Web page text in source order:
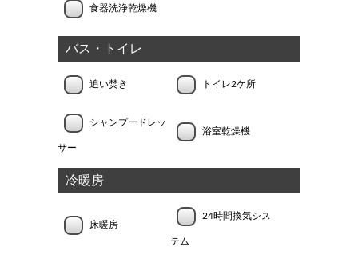
食器洗浄乾燥機
バス・トイレ
追い焚き トイレ2ケ所
シャンプードレッ
サー
浴室乾燥機
冷暖房
床暖房
24時間換気シス
テム